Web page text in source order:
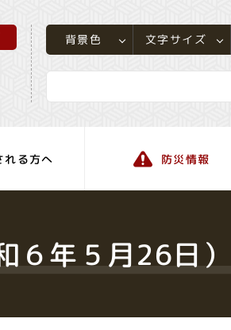
背景色 文字サイズ
れる方へ 防災情報
６年５月26日）